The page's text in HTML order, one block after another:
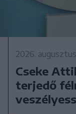
2026.
Cseke
terjedő